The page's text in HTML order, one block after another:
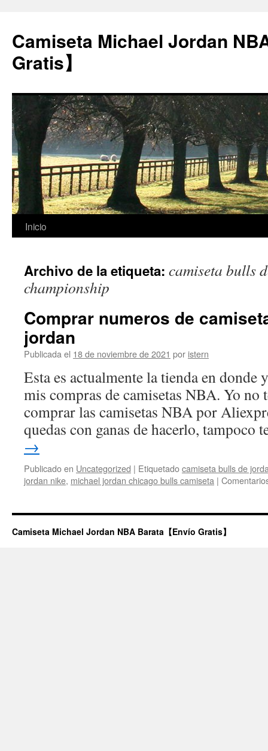
Camiseta Michael Jordan
Gratis】
Saltar
contenido
Inicio
Archivo de la etiqueta: camiseta bulls
championship
Comprar numeros de
jordan
Publicada el 18 de noviembre de 2021 por istern
Esta es actualmente la tienda en donde
mis compras de camisetas NBA. Yo no
comprar las camisetas NBA por
quedas con ganas de hacerlo,
→
Publicado en Uncategorized | Etiquetadocamiseta bulls de
jordan nike, michael jordan chicago bulls camiseta |
Camiseta Michael Jordan NBA Barata【Envío Gratis】